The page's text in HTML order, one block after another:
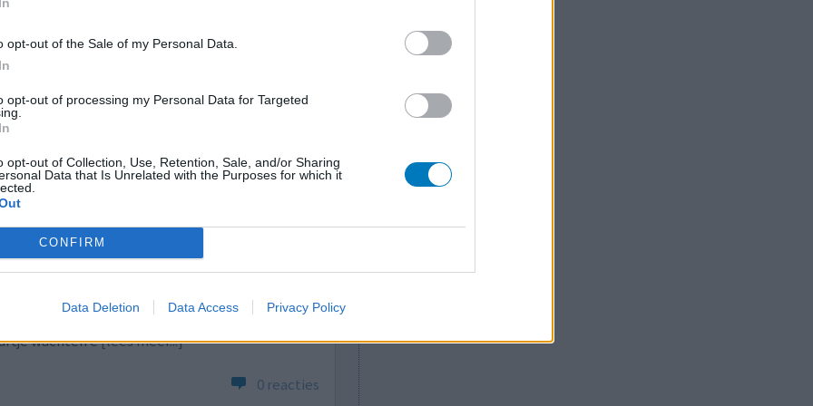
opt-out of the Sale of my Personal Data.
opt-out of processing my Personal Data for Targeted
opt-out of Collection, Use, Retention, Sale, and/or Sharing
Data that Is Unrelated with the Purposes for which it
CONFIRM
Data Deletion Data Access Privacy Policy
Hoeveelheid bijwerkingen
Bijwerkingen
had
48 uur
tweede
het
kon
wachten e[lees meer...]
0 reacties